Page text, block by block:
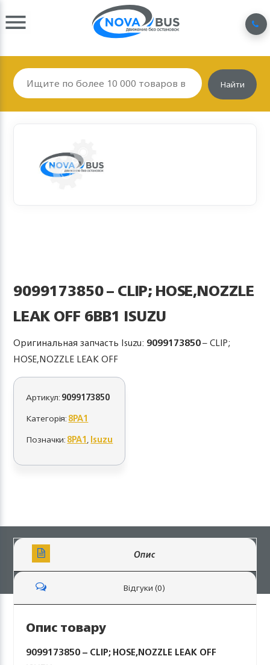
Найти
9099173850 – CLIP; HOSE,NOZZLE
LEAK OFF 6BB1 ISUZU
Оригинальная запчасть Isuzu: 9099173850– CLIP;
HOSE,NOZZLE LEAK OFF
Артикул:9099173850
Категорія:8PA1
Позначки:8PA1,Isuzu
Опис
Відгуки (0)
Опис товару
9099173850 – CLIP; HOSE,NOZZLE LEAK OFF